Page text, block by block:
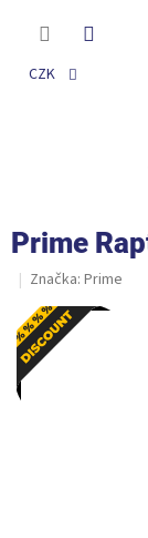
CZK
Prime
Akce
Značka: Prime